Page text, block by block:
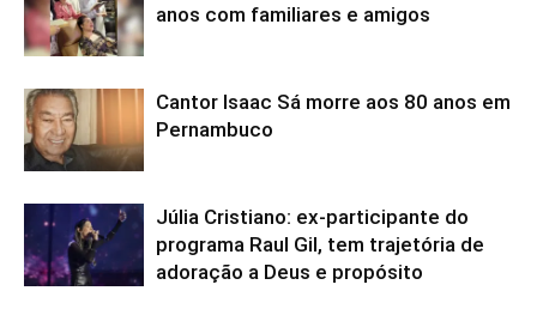
anos com familiares e amigos
Cantor Isaac Sá morre aos 80 anos em
Pernambuco
Júlia Cristiano: ex-participante do
programa Raul Gil, tem trajetória de
adoração a Deus e propósito